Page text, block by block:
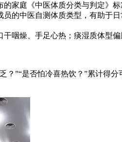
家庭《中医体质分类与判定》
员的中医自测体质类型，有助于
咽燥、手足心热；痰湿质体型
？”“是否怕冷喜热饮？”累计得